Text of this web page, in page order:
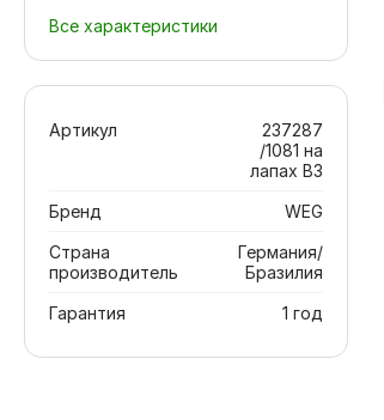
Все характеристики
Артикул
237287
/1081 на
лапах В3
Бренд
WEG
Страна
производитель
Германия/
Бразилия
Гарантия
1 год